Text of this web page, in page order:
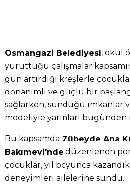
Osmangazi Belediyesi, okul
yürüttüğü çalışmalar
gün artırdığı kreşlerle
donanımlı ve güçlü bir
sağlarken, sunduğu imkanlar
modeliyle yarınları bugünden
Bu kapsamda Zübeyde Ana
Bakımevi'nde düzenlenen
çocuklar, yıl boyunca
deneyimleri ailelerine sundu.